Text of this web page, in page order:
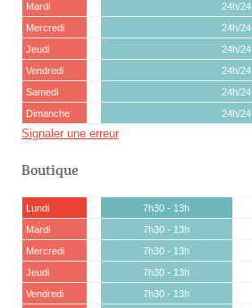
Mardi
24h/24
Mercredi
24h/24
Jeudi
24h/24
Vendredi
24h/24
Samedi
24h/24
Dimanche
24h/24
Signaler une erreur
Boutique
Lundi
7h30 - 13h
Mardi
7h30 - 13h
Mercredi
7h30 - 13h
Jeudi
7h30 - 13h
Vendredi
7h30 - 13h